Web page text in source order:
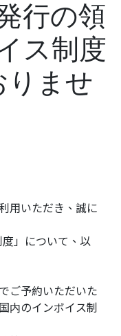
行の領
ス制度
りませ
用いただき、誠に
」について、以
ご予約いただいた
内のインボイス制